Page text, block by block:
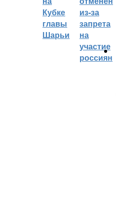
Кубке
главы
Шарьи
из-за
запрета
на
участие
россиян